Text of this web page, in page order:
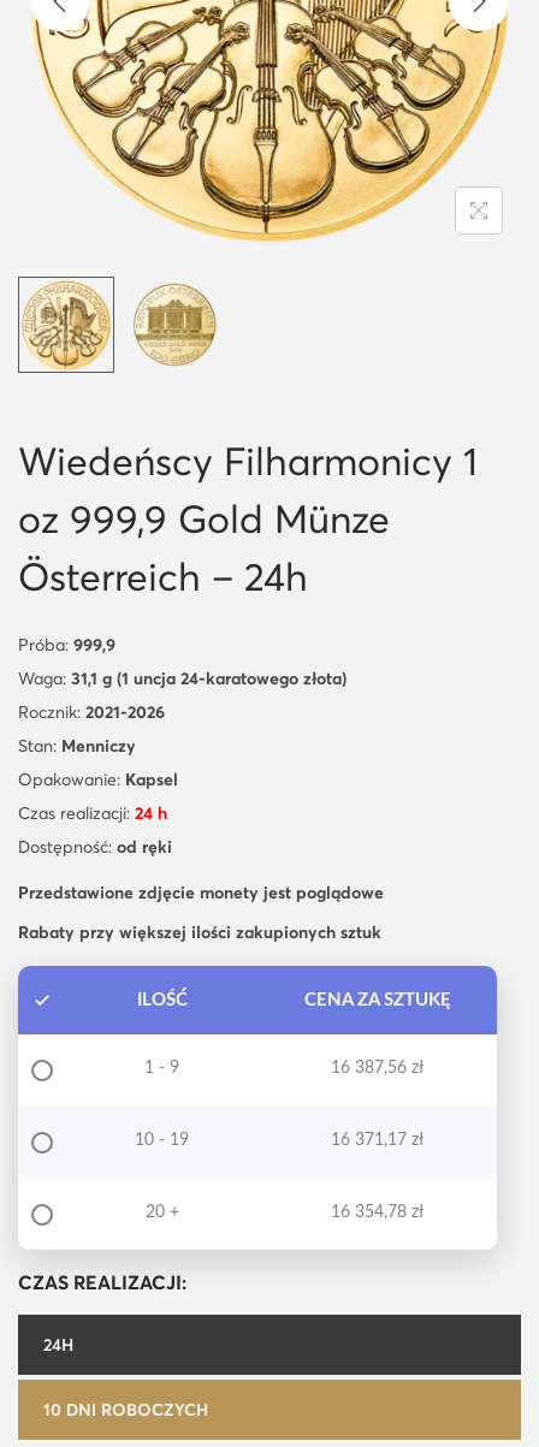
i
o
n
Wiedeńscy Filharmonicy 1
oz 999,9 Gold Münze
Österreich – 24h
Próba: 999,9
Waga: 31,1 g (1 uncja 24-karatowego złota)
Rocznik: 2021-2026
Stan: Menniczy
Opakowanie: Kapsel
Czas realizacji: 24 h
Dostępność: od ręki
Przedstawione zdjęcie monety jest poglądowe
Rabaty przy większej ilości zakupionych sztuk
ILOŚĆ CENA ZA SZTUKĘ
1 - 9 16 387,56 zł
10 - 19 16 371,17 zł
20 + 16 354,78 zł
CZAS REALIZACJI:
24H
10 DNI ROBOCZYCH